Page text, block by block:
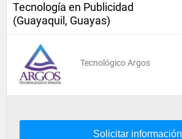
Tecnología en Publicidad
(Guayaquil, Guayas)
Tecnológico Argos
Solicitar información